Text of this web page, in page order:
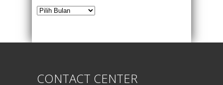
Arsip
Posting
CONTACT CENTER